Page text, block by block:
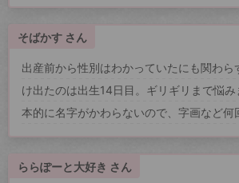
そばかす さん
出産前から性別はわかっていたにも関わら
け出たのは出生14日目。ギリギリまで悩
本的に名字がかわらないので、字画など何
ららぽーと大好き さん